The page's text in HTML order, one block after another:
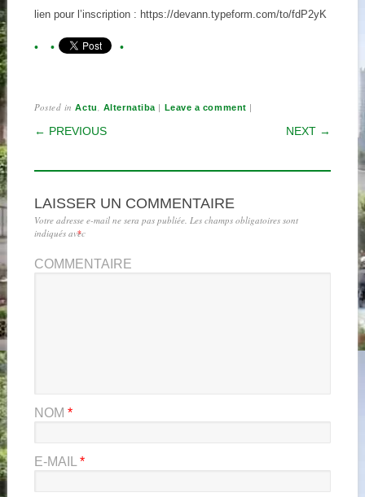
lien pour l’inscription : https://devann.typeform.com/to/fdP2yK
Posted inActu Alternatiba | Leave a comment |
POST NAVIGATION
← PREVIOUS NEXT →
LAISSER UN COMMENTAIRE
Votre adresse e-mail ne sera pas publiée. Les champs obligatoires sont
indiqués avec
*
COMMENTAIRE
NOM *
E-MAIL *